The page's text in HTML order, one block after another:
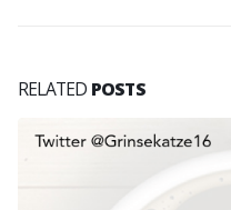
RELATED POSTS